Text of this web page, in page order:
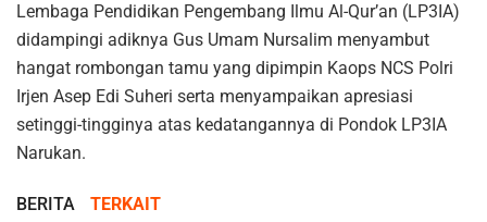
Lembaga Pendidikan Pengembang Ilmu Al-Qur’an (LP3IA)
didampingi adiknya Gus Umam Nursalim menyambut
hangat rombongan tamu yang dipimpin Kaops NCS Polri
Irjen Asep Edi Suheri serta menyampaikan apresiasi
setinggi-tingginya atas kedatangannya di Pondok LP3IA
Narukan.
BERITA TERKAIT